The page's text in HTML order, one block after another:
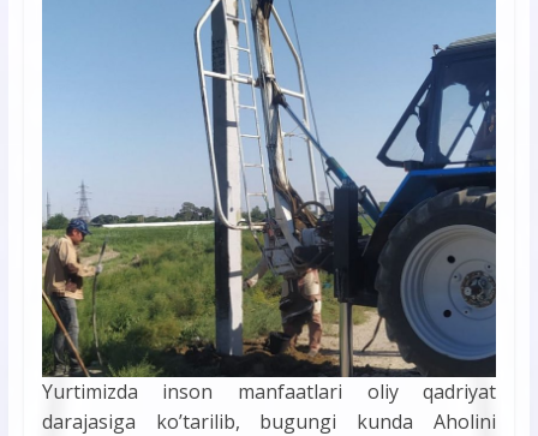
Yurtimizda inson manfaatlari oliy qadriyat
darajasiga ko’tarilib, bugungi kunda Aholini